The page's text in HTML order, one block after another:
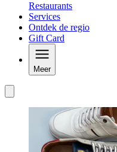
Restaurants
Services
Ontdek de regio
Gift Card
Meer